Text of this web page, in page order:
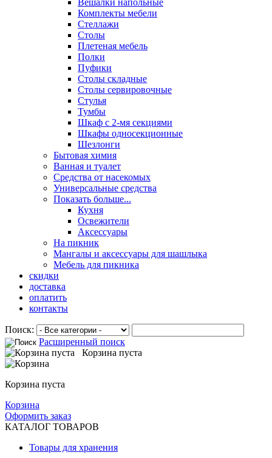
Вешалки напольные
Комплекты мебели
Стеллажи
Столы
Плетеная мебель
Полки
Пуфики
Столы складные
Столы сервировочные
Стулья
Тумбы
Шкаф с 2-мя секциями
Шкафы односекционные
Шезлонги
Бытовая химия
Ванная и туалет
Средства от насекомых
Универсальные средства
Показать больше...
Кухня
Освежители
Аксессуары
На пикник
Мангалы и аксессуары для шашлыка
Мебель для пикника
скидки
доставка
оплатить
контакты
Поиск:
Расширенный поиск
Корзина пуста
Корзина пуста
Корзина
Оформить заказ
КАТАЛОГ ТОВАРОВ
Товары для хранения